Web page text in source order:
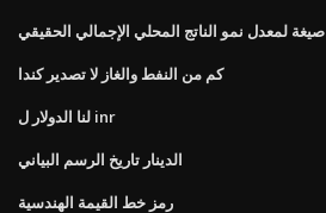
صيغة لمعدل نمو الناتج المحلي الإجمالي الحقيقي
كم من النفط والغاز لا تصدير كندا
لنا الدولار ل inr
الدينار تاريخ الرسم البياني
رمز خط القيمة الهندسية